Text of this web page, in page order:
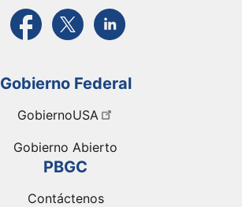
Visite la página FaceBook de PBGC
Visite la página de X de PBGC
Visite la página de
Gobierno Federal
GobiernoUSA
Gobierno Abierto
PBGC
Contáctenos